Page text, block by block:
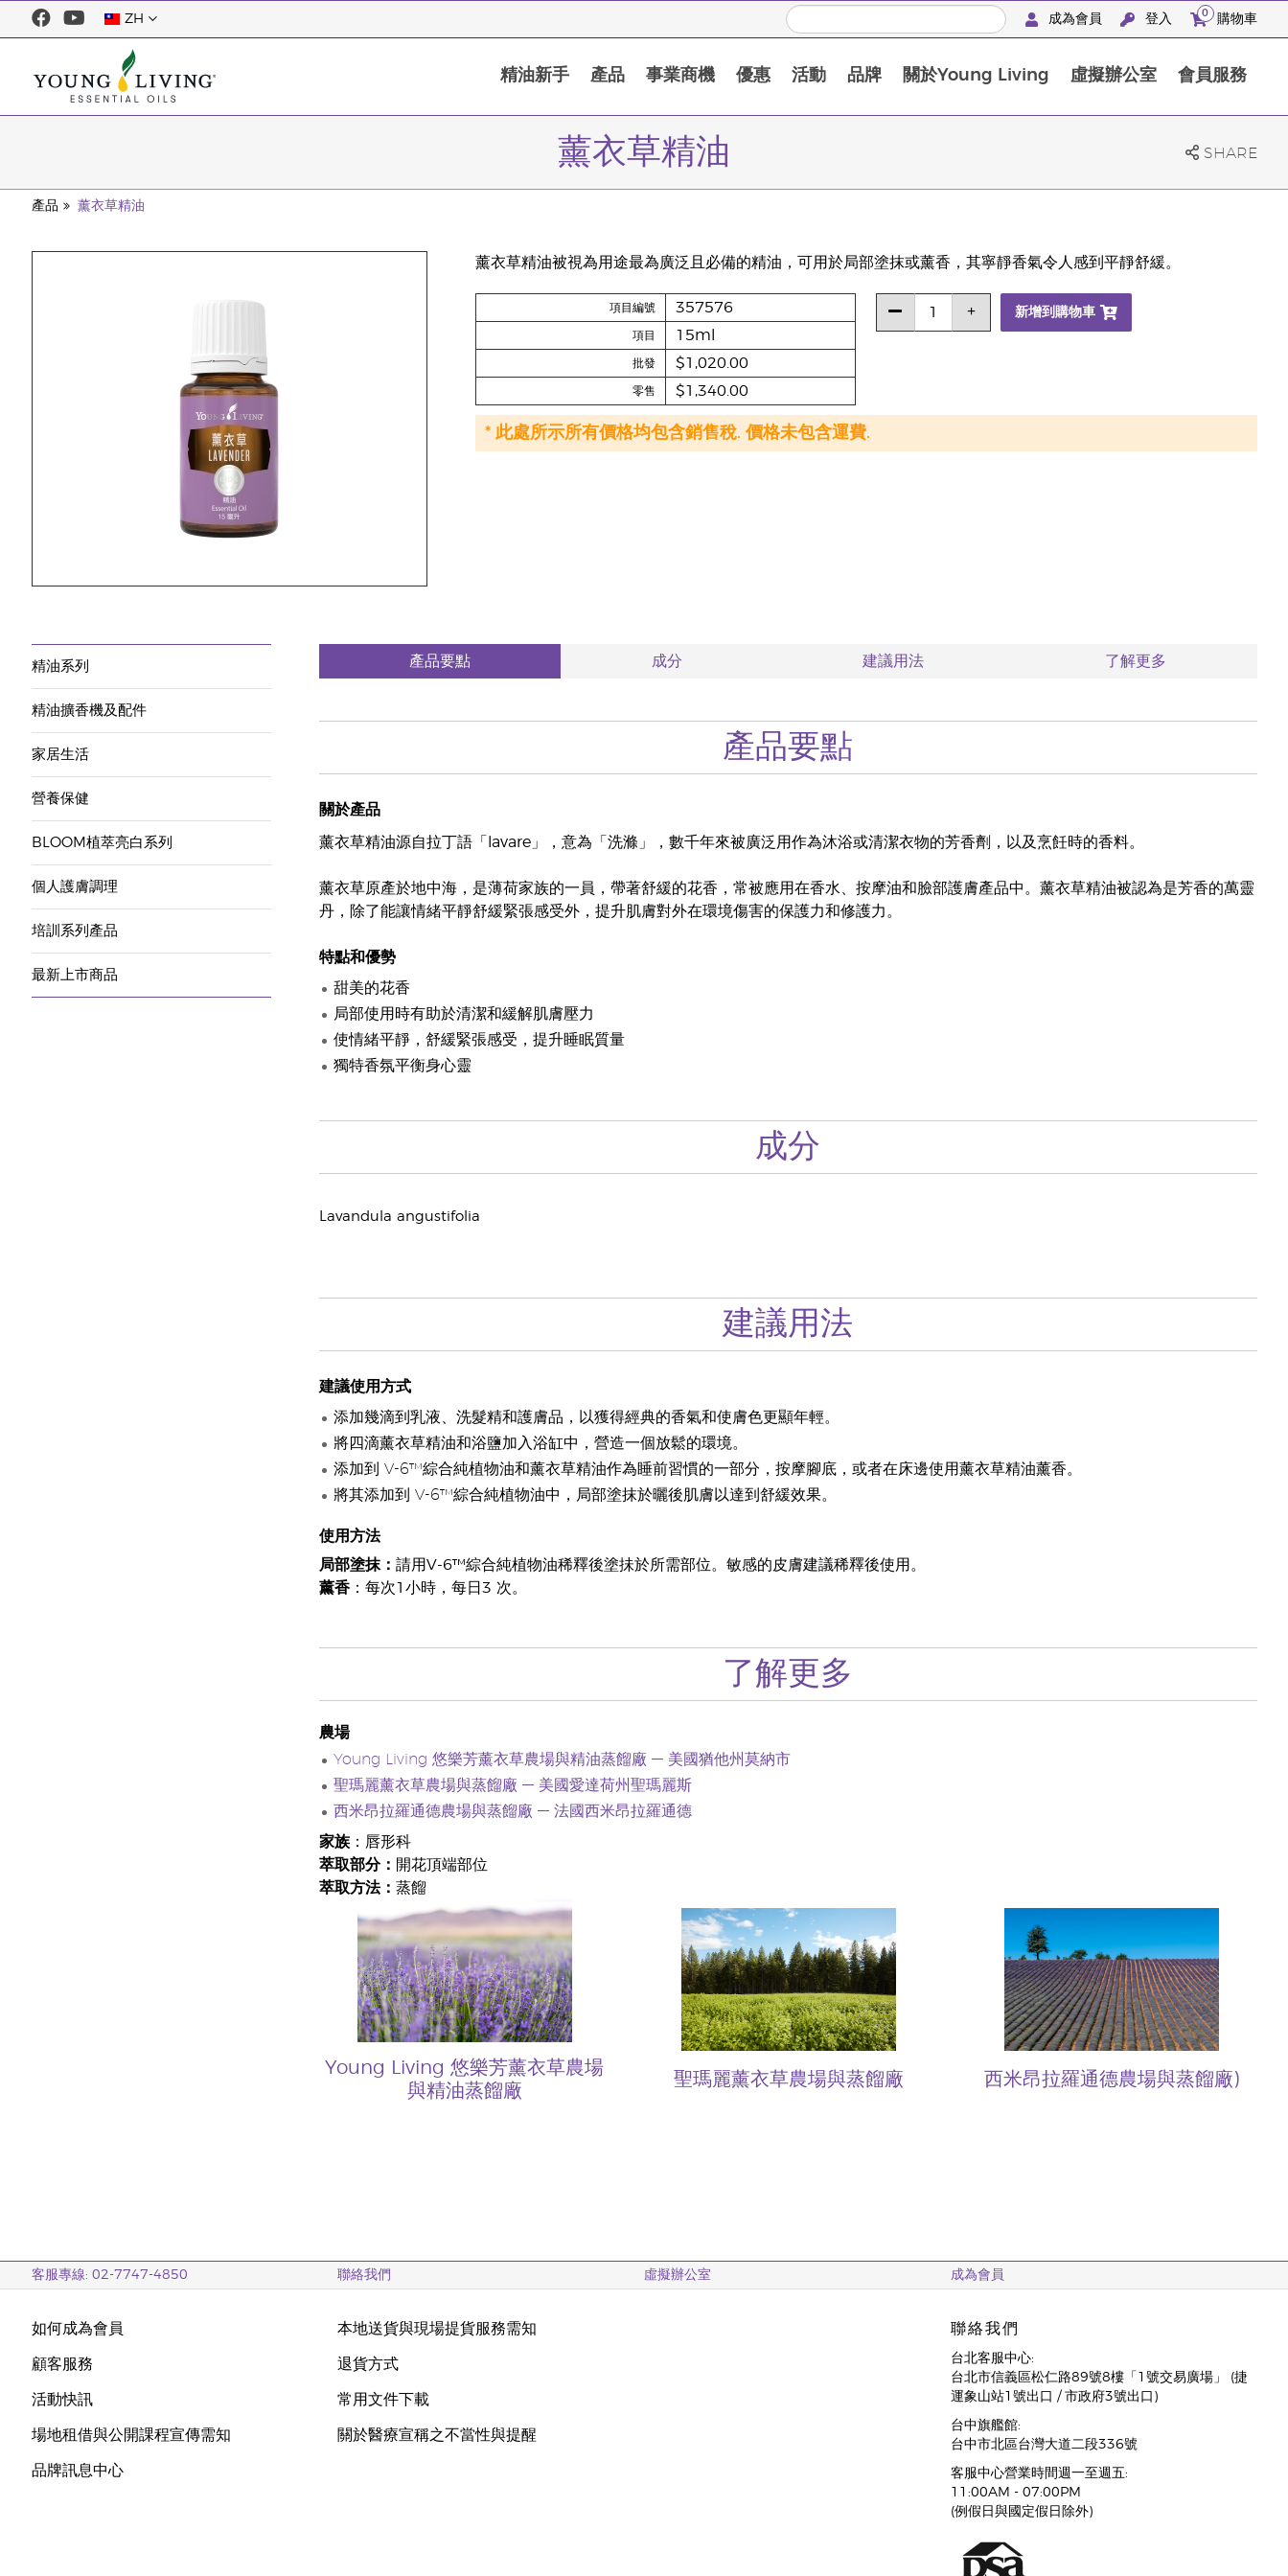
ZH 成為會員 登入 0 購物車
精油新手 產品 事業商機 優惠 活動 品牌 關於Young Living 虛擬辦公室 會員服務
薰衣草精油 SHARE
產品 薰衣草精油
薰衣草精油被視為用途最為廣泛且必備的精油，可用於局部塗抹或薰香，其寧靜香氣令人感到平靜舒緩。
項目編號 357576
項目 15ml
批發 $1,020.00
零售 $1,340.00
新增到購物車
* 此處所示所有價格均包含銷售稅. 價格未包含運費.
精油系列
精油擴香機及配件
家居生活
營養保健
BLOOM植萃亮白系列
個人護膚調理
培訓系列產品
最新上市商品
產品要點 成分 建議用法 了解更多
產品要點
關於產品
薰衣草精油源自拉丁語「lavare」，意為「洗滌」，數千年來被廣泛用作為沐浴或清潔衣物的芳香劑，以及烹飪時的香料。
薰衣草原產於地中海，是薄荷家族的一員，帶著舒緩的花香，常被應用在香水、按摩油和臉部護膚產品中。薰衣草精油被認為是芳香的萬靈
丹，除了能讓情緒平靜舒緩緊張感受外，提升肌膚對外在環境傷害的保護力和修護力。
特點和優勢
甜美的花香
局部使用時有助於清潔和緩解肌膚壓力
使情緒平靜，舒緩緊張感受，提升睡眠質量
獨特香氛平衡身心靈
成分
Lavandula angustifolia
建議用法
建議使用方式
添加幾滴到乳液、洗髮精和護膚品，以獲得經典的香氣和使膚色更顯年輕。
將四滴薰衣草精油和浴鹽加入浴缸中，營造一個放鬆的環境。
添加到 V-6™綜合純植物油和薰衣草精油作為睡前習慣的一部分，按摩腳底，或者在床邊使用薰衣草精油薰香。
將其添加到 V-6™綜合純植物油中，局部塗抹於曬後肌膚以達到舒緩效果。
使用方法
局部塗抹： 請用V-6™綜合純植物油稀釋後塗抺於所需部位。敏感的皮膚建議稀釋後使用。
薰香：每次1小時，每日3 次。
了解更多
農場
Young Living 悠樂芳薰衣草農場與精油蒸餾廠 — 美國猶他州莫納市
聖瑪麗薰衣草農場與蒸餾廠 — 美國愛達荷州聖瑪麗斯
西米昂拉羅通德農場與蒸餾廠 — 法國西米昂拉羅通德
家族：唇形科
萃取部分： 開花頂端部位
萃取方法： 蒸餾
Young Living 悠樂芳薰衣草農場
與精油蒸餾廠
聖瑪麗薰衣草農場與蒸餾廠 西米昂拉羅通德農場與蒸餾廠)
客服專線: 02-7747-4850 聯絡我們 虛擬辦公室 成為會員
如何成為會員
顧客服務
活動快訊
場地租借與公開課程宣傳需知
品牌訊息中心
本地送貨與現場提貨服務需知
退貨方式
常用文件下載
關於醫療宣稱之不當性與提醒
聯絡我們
台北客服中心:
台北市信義區松仁路89號8樓「1號交易廣場」 (捷
運象山站1號出口 / 市政府3號出口)
台中旗艦館:
台中市北區台灣大道二段336號
客服中心營業時間週一至週五:
11:00AM - 07:00PM
(例假日與國定假日除外)